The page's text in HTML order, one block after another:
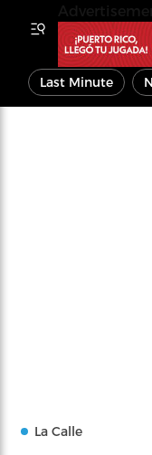
Last Minute
La Calle